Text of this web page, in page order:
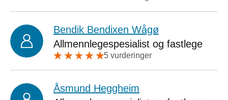
Bendik Bendixen Wågø
Allmennlegespesialist og fastlege
5 vurderinger
Åsmund Heggheim